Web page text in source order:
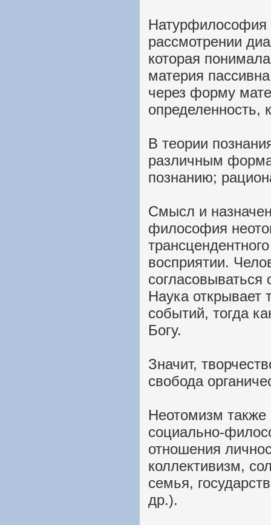
Натурфилософия
рассмотрении
которая
материя
через форму
определенность,
В теории
различным
познанию;
Смысл и
философия
восприятии.
Наука открывает
событий, тогда
Богу.
Значит,
свобода
Неотомизм
социально-
отношения
коллективизм,
семья,
др.).